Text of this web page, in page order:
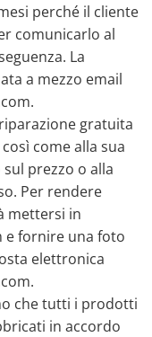
perché il cliente
comunicarlo al
La
a mezzo email
gratuita
come alla sua
prezzo o alla
Per rendere
mettersi in
e fornire una foto
elettronica
che tutti i prodotti
in accordo